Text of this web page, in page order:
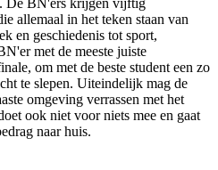
allemaal in het teken staan van
en geschiedenis tot sport,
met de meeste juiste
om met de beste student een zo
te slepen. Uiteindelijk mag de
omgeving verrassen met het
ook niet voor niets mee en gaat
naar huis.